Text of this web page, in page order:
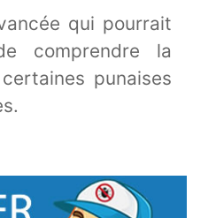
qui pourrait
comprendre la
punaises